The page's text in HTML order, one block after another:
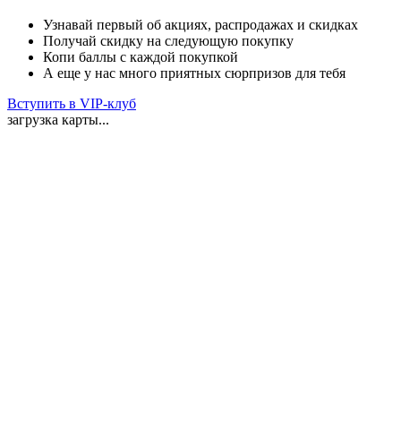
Узнавай первый об акциях, распродажах и скидках
Получай скидку на следующую покупку
Копи баллы с каждой покупкой
А еще у нас много приятных сюрпризов для тебя
Вступить в VIP-клуб
загрузка карты...